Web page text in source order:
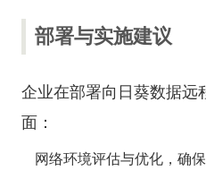
部署与实施建议
企业在部署向日葵数据远
面：
网络环境评估与优化，确